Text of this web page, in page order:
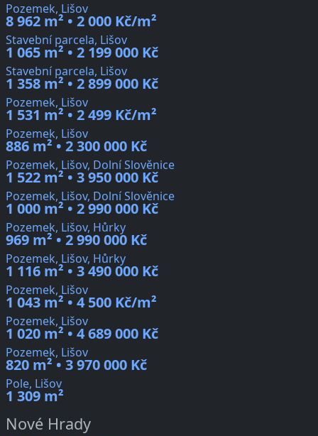
Pozemek, Lišov
8 962 m² • 2 000 Kč/m²
Stavební parcela, Lišov
1 065 m² • 2 199 000 Kč
Stavební parcela, Lišov
1 358 m² • 2 899 000 Kč
Pozemek, Lišov
1 531 m² • 2 499 Kč/m²
Pozemek, Lišov
886 m² • 2 300 000 Kč
Pozemek, Lišov, Dolní Slověnice
1 522 m² • 3 950 000 Kč
Pozemek, Lišov, Dolní Slověnice
1 000 m² • 2 990 000 Kč
Pozemek, Lišov, Hůrky
969 m² • 2 990 000 Kč
Pozemek, Lišov, Hůrky
1 116 m² • 3 490 000 Kč
Pozemek, Lišov
1 043 m² • 4 500 Kč/m²
Pozemek, Lišov
1 020 m² • 4 689 000 Kč
Pozemek, Lišov
820 m² • 3 970 000 Kč
Pole, Lišov
1 309 m²
Nové Hrady